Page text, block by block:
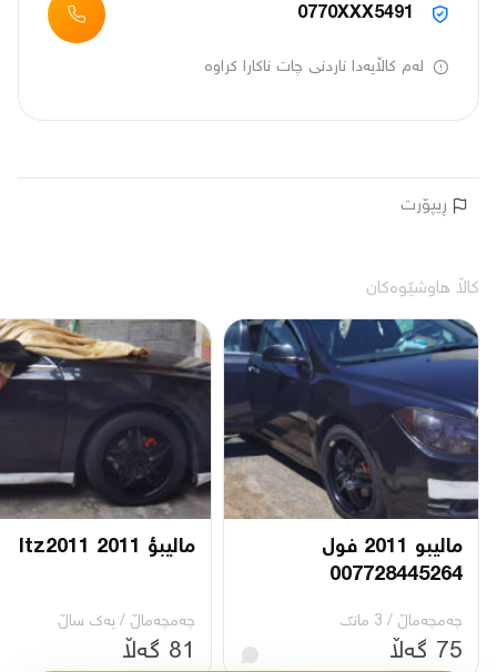
0770XXX5491
لەم کاڵایەدا ناردنی چات ناکارا کراوە
ڕیپۆرت
کاڵا هاوشێوەکان
ماليبو 2011 فول
007728445264
چه‌مچه‌ماڵ / 3 مانگ
75 گەڵا
ماليبؤ 2011 ltz2011
چه‌مچه‌ماڵ / یه‌ك ساڵ
81 گەڵا